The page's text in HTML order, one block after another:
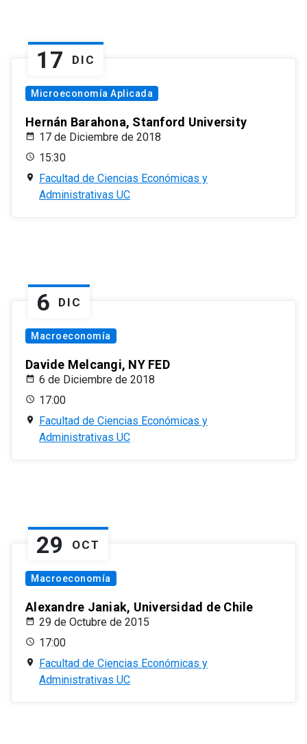
17 DIC
Microeconomía Aplicada
Hernán Barahona, Stanford University
17 de Diciembre de 2018
15:30
Facultad de Ciencias Económicas y
Administrativas UC
6 DIC
Macroeconomía
Davide Melcangi, NY FED
6 de Diciembre de 2018
17:00
Facultad de Ciencias Económicas y
Administrativas UC
29 OCT
Macroeconomía
Alexandre Janiak, Universidad de Chile
29 de Octubre de 2015
17:00
Facultad de Ciencias Económicas y
Administrativas UC